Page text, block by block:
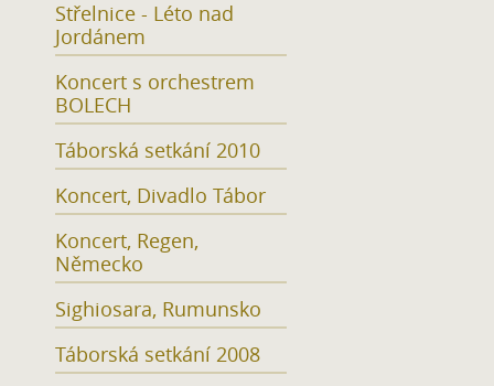
Střelnice - Léto nad
Jordánem
Koncert s orchestrem
BOLECH
Táborská setkání 2010
Koncert, Divadlo Tábor
Koncert, Regen,
Německo
Sighiosara, Rumunsko
Táborská setkání 2008